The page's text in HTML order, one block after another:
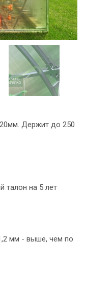
Держит до 250
талон на 5 лет
мм - выше, чем по